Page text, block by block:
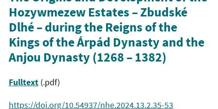
Hozywmezew Estates – Zbudské
Dlhé – during the Reigns of the
Kings of the Árpád Dynasty and the
Anjou Dynasty (1268 – 1382)
Fulltext (.pdf)
https://doi.org/10.54937/nhe.2024.13.2.35-53